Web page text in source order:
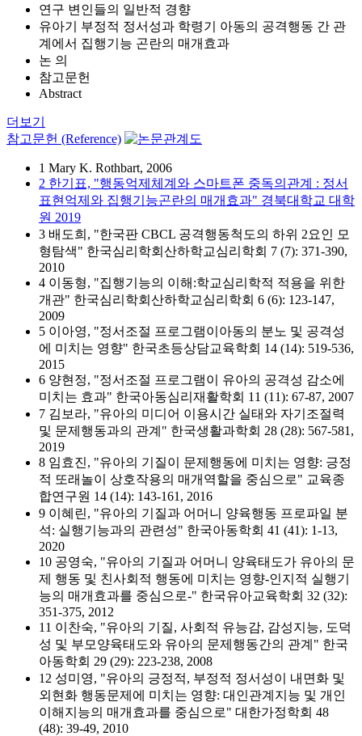
연구 변인들의 일반적 경향
유아기 부정적 정서성과 학령기 아동의 공격행동 간 관
계에서 집행기능 곤란의 매개효과
논 의
참고문헌
Abstract
더보기
참고문헌 (Reference)
1 Mary K. Rothbart, 2006
2 한기표, "행동억제체계와 스마트폰 중독의관계 : 정서
표현억제와 집행기능곤란의 매개효과" 경북대학교 대학
원 2019
3 배도희, "한국판 CBCL 공격행동척도의 하위 2요인 모
형탐색" 한국심리학회산하학교심리학회 7 (7): 371-390,
2010
4 이동형, "집행기능의 이해:학교심리학적 적용을 위한
개관" 한국심리학회산하학교심리학회 6 (6): 123-147,
2009
5 이아영, "정서조절 프로그램이아동의 분노 및 공격성
에 미치는 영향" 한국초등상담교육학회 14 (14): 519-536,
2015
6 양현정, "정서조절 프로그램이 유아의 공격성 감소에
미치는 효과" 한국아동심리재활학회 11 (11): 67-87, 2007
7 김보라, "유아의 미디어 이용시간 실태와 자기조절력
및 문제행동과의 관계" 한국생활과학회 28 (28): 567-581,
2019
8 임효진, "유아의 기질이 문제행동에 미치는 영향: 긍정
적 또래놀이 상호작용의 매개역할을 중심으로" 교육종
합연구원 14 (14): 143-161, 2016
9 이혜린, "유아의 기질과 어머니 양육행동 프로파일 분
석: 실행기능과의 관련성" 한국아동학회 41 (41): 1-13,
2020
10 공영숙, "유아의 기질과 어머니 양육태도가 유아의 문
제 행동 및 친사회적 행동에 미치는 영향-인지적 실행기
능의 매개효과를 중심으로-" 한국유아교육학회 32 (32):
351-375, 2012
11 이찬숙, "유아의 기질, 사회적 유능감, 감성지능, 도덕
성 및 부모양육태도와 유아의 문제행동간의 관계" 한국
아동학회 29 (29): 223-238, 2008
12 성미영, "유아의 긍정적, 부정적 정서성이 내면화 및
외현화 행동문제에 미치는 영향: 대인관계지능 및 개인
이해지능의 매개효과를 중심으로" 대한가정학회 48
(48): 39-49, 2010